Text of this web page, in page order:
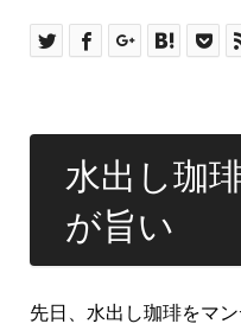
水出し珈
が旨い
先日、水出し珈琲をマ